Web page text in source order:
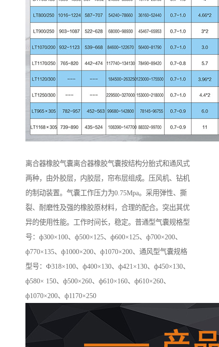
离合器橡胶气囊离合器橡胶气囊按结构分胎式和通风式
两种，由外胶层，内胶层，帘布层组成。压风机、钻机
的制动装置。气囊工作压力为0.75Mpa。采用弹性、撕
裂、耐磨性及强的橡胶原材料，合理的配合。突出其优
异的使用性能。工作时间长，稳定。普通型气囊规格型
号：ф300×100、ф500×125、ф600×125、ф700×200、
ф770×135、ф1000×200、ф1070×200、通风型气囊规格
型号：Ф318×100、ф400×130、ф421×130、ф450×130、
ф580× 150、ф500×260、ф610×160、ф610×260、
ф1070×200、ф1170×250